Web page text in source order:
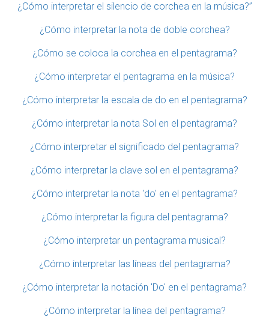
¿Cómo interpretar el silencio de corchea en la música?”
¿Cómo interpretar la nota de doble corchea?
¿Cómo se coloca la corchea en el pentagrama?
¿Cómo interpretar el pentagrama en la música?
¿Cómo interpretar la escala de do en el pentagrama?
¿Cómo interpretar la nota Sol en el pentagrama?
¿Cómo interpretar el significado del pentagrama?
¿Cómo interpretar la clave sol en el pentagrama?
¿Cómo interpretar la nota 'do' en el pentagrama?
¿Cómo interpretar la figura del pentagrama?
¿Cómo interpretar un pentagrama musical?
¿Cómo interpretar las líneas del pentagrama?
¿Cómo interpretar la notación 'Do' en el pentagrama?
¿Cómo interpretar la línea del pentagrama?